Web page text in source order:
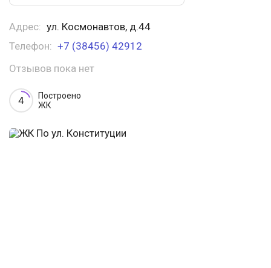
Адрес: ул. Космонавтов, д.44
Телефон: +7 (38456) 42912
Отзывов пока нет
4
Построено
ЖК